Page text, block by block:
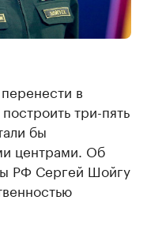
в
три-пять
бы
центрами. Об
РФ Сергей Шойгу